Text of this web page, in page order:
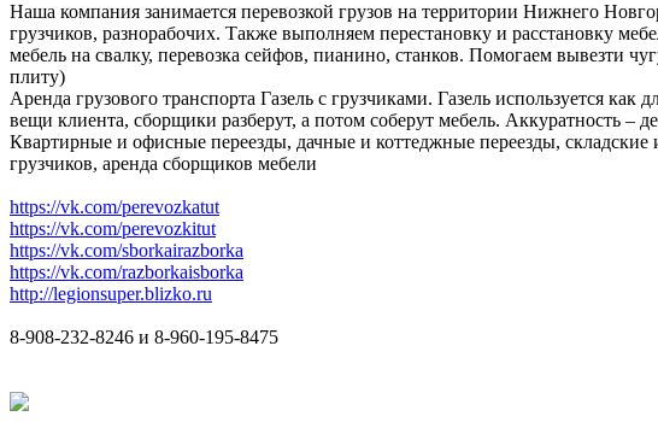
Наша компания занимается перевозкой грузов на территории Нижнего
грузчиков, разнорабочих. Также выполняем перестановку и расстановку
мебель на свалку, перевозка сейфов, пианино, станков. Помогаем вывезти
плиту)
Аренда грузового транспорта Газель с грузчиками. Газель используется
вещи клиента, сборщики разберут, а потом соберут мебель. Аккуратность –
Квартирные и офисные переезды, дачные и коттеджные переезды,
грузчиков, аренда сборщиков мебели
https://vk.com/perevozkatut
https://vk.com/perevozkitut
https://vk.com/sborkairazborka
https://vk.com/razborkaisborka
http://legionsuper.blizko.ru
8-908-232-8246 и 8-960-195-8475